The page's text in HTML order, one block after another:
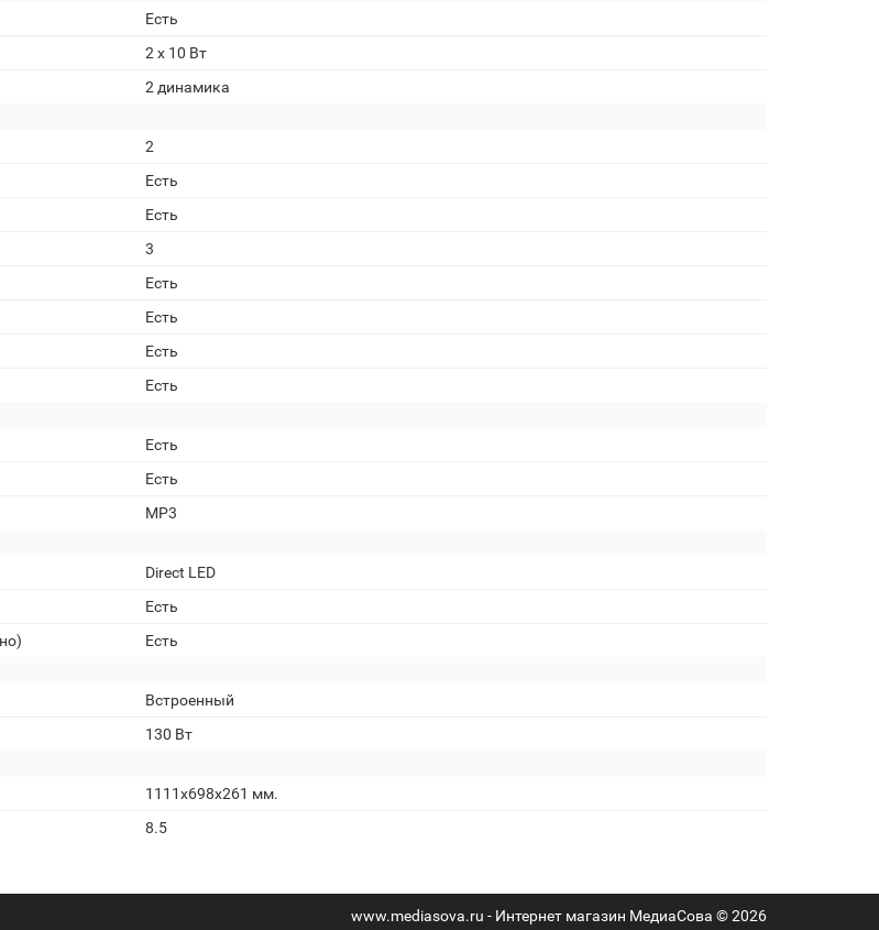
Есть
2 x 10 Вт
2 динамика
2
Есть
Есть
3
Есть
Есть
Есть
Есть
Есть
Есть
MP3
Direct LED
Есть
Есть
Встроенный
130 Вт
1111x698x261 мм.
8.5
www.mediasova.ru - Интернет магазин МедиаСова © 2026